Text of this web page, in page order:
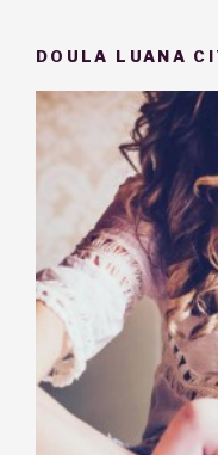
DOULA LUANA